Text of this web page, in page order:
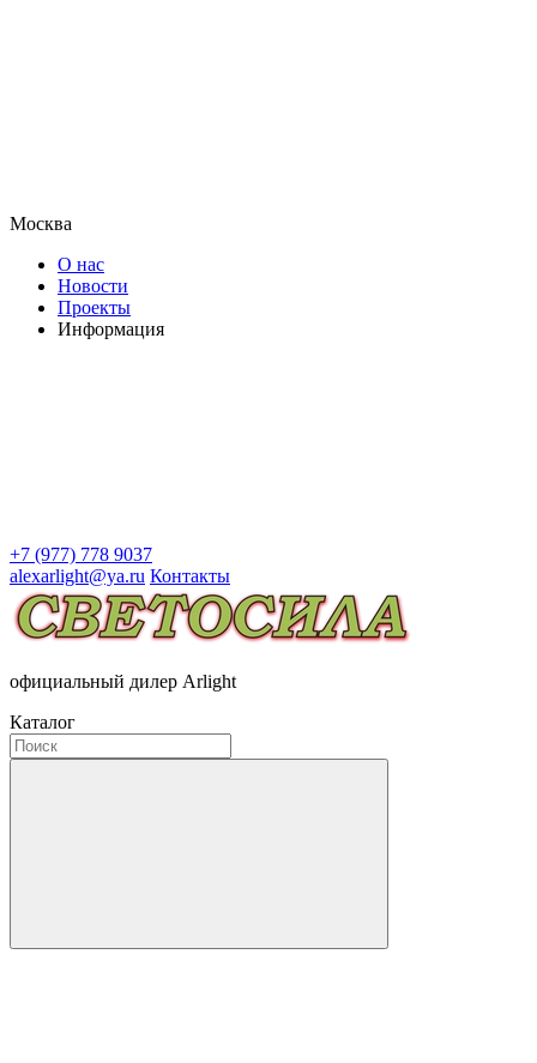
Москва
О нас
Новости
Проекты
Информация
+7 (977) 778 9037
alexarlight@ya.ru Контакты
официальный дилер Arlight
Каталог